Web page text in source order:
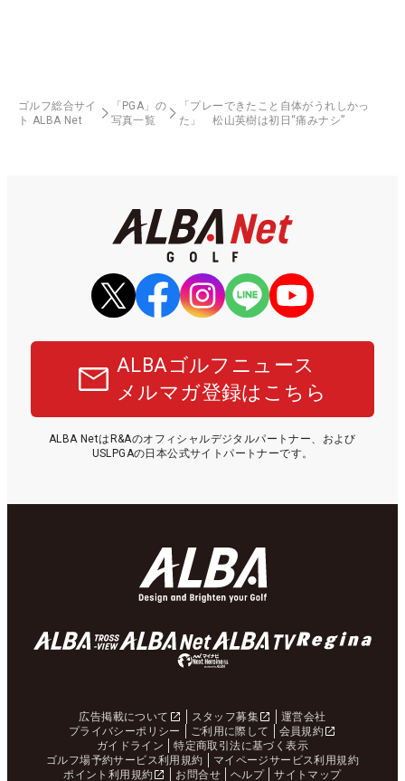
ゴルフ総合サイ
ト ALBA Net
「PGA」の
写真一覧
「プレーできたこと自体がうれしかっ
た」 松山英樹は初日“痛みナシ”
ALBAゴルフニュース
メルマガ登録はこちら
ALBA NetはR&Aのオフィシャルデジタルパートナー、および
USLPGAの日本公式サイトパートナーです。
広告掲載について スタッフ募集
運営会社
プライバシーポリシー
ご利用に際して
会員規約
ガイドライン
特定商取引法に基づく表示
ゴルフ場予約サービス利用規約
マイページサービス利用規約
ポイント利用規約
お問合せ ヘルプ サイトマップ